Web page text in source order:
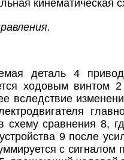
деталь 4
ходовым винтом
вследствие
схему сравнения 8,
9 после
с сигналом